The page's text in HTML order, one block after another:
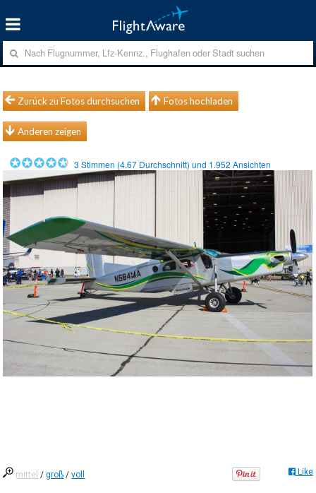
Zurück zu Fotos durchsuchen Fotos hochladen
Anderen zeigen
3 Stimmen (4.67 Durchschnitt) und 1.952 Ansichten
mittel /groß /voll Like